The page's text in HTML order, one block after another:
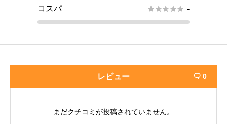
コスパ  -
レビュー  0
まだクチコミが投稿されていません。